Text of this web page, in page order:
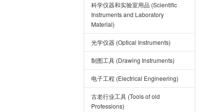
科学仪器和实验室用品 (Scientific
Instruments and Laboratory
Material)
光学仪器 (Optical Instruments)
制图工具 (Drawing Instruments)
电子工程 (Electrical Engineering)
古老行业工具 (Tools of old
Professions)